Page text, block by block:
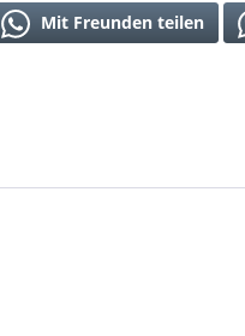
Mit Freunden teilen